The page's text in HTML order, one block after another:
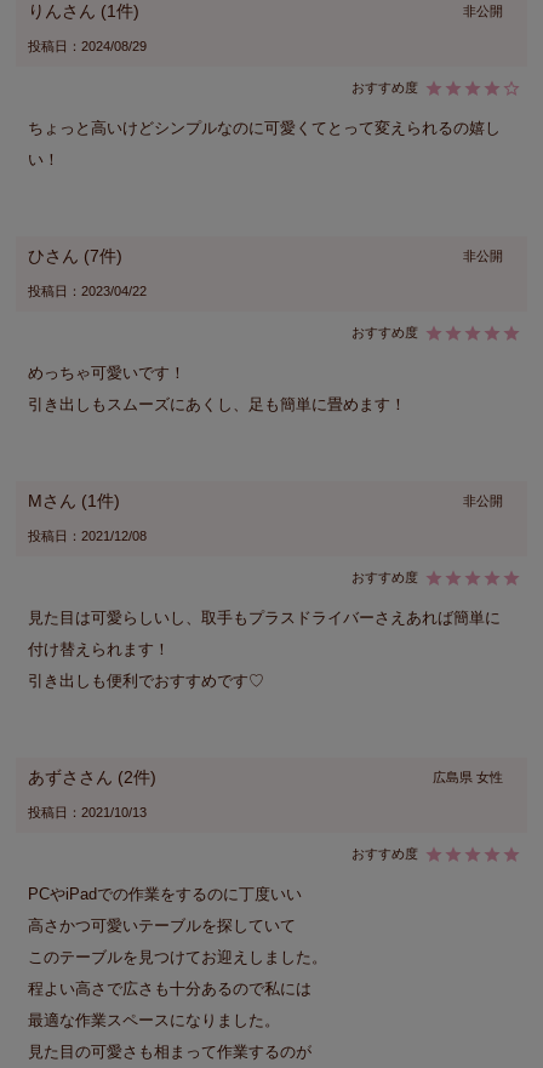
りん 1 非公開
投稿日 2024/08/29
ちょっと高いけどシンプルなのに可愛くてとって変えられるの嬉し
い！
ひ 7 非公開
投稿日 2023/04/22
めっちゃ可愛いです！
引き出しもスムーズにあくし、足も簡単に畳めます！
M 1 非公開
投稿日 2021/12/08
見た目は可愛らしいし、取手もプラスドライバーさえあれば簡単に
付け替えられます！
引き出しも便利でおすすめです♡
あずさ 2 広島県 女性
投稿日 2021/10/13
PCやiPadでの作業をするのに丁度いい
高さかつ可愛いテーブルを探していて
このテーブルを見つけてお迎えしました。
程よい高さで広さも十分あるので私には
最適な作業スペースになりました。
見た目の可愛さも相まって作業するのが